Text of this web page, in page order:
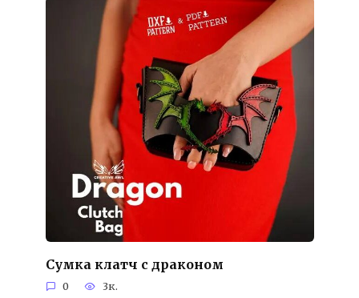
Сумка клатч с драконом
0 3к.